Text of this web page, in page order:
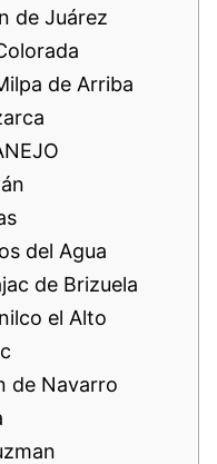
de Juárez
de Arriba
del Agua
de Brizuela
el Alto
de Navarro